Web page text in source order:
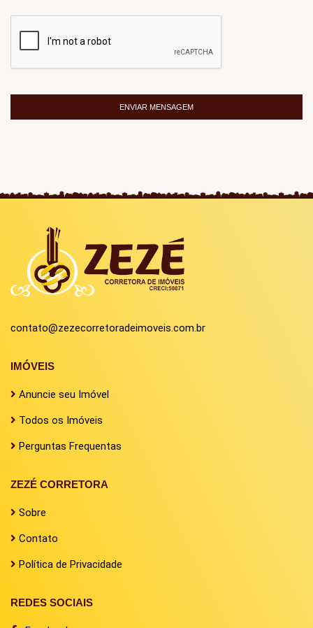
ENVIAR MENSAGEM
contato@zezecorretoradeimoveis.com.br
IMÓVEIS
Anuncie seu Imóvel
Todos os Imóveis
Perguntas Frequentas
ZEZÉ CORRETORA
Sobre
Contato
Política de Privacidade
REDES SOCIAIS